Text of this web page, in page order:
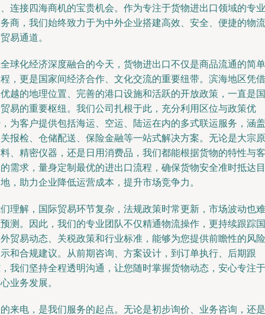
连接四海商机的宝贵机会。作为专注于货物进出口领域的专业
商，我们始终致力于为中外企业搭建高效、安全、便捷的物流
易通道。
球化经济深度融合的今天，货物进出口不仅是商品流通的简单
，更是国家间经济合作、文化交流的重要纽带。滨海地区凭借
越的地理位置、完善的港口设施和活跃的开放政策，一直是国
易的重要枢纽。我们公司扎根于此，充分利用区位与政策优
为客户提供包括海运、空运、陆运在内的多式联运服务，涵盖
报检、仓储配送、保险金融等一站式解决方案。无论是大宗原
、精密仪器，还是日用消费品，我们都能根据货物的特性与客
需求，量身定制最优的进出口流程，确保货物安全准时抵达目
，助力企业降低运营成本，提升市场竞争力。
理解，国际贸易环节复杂，法规政策时常更新，市场波动也难
测。因此，我们的专业团队不仅精通物流操作，更持续跟踪国
贸易动态、关税政策和行业标准，能够为您提供前瞻性的风险
和合规建议。从前期咨询、方案设计，到订单执行、后期跟
我们坚持全程透明沟通，让您随时掌握货物动态，安心专注于
业务发展。
来电，是我们服务的起点。无论是初步询价、业务咨询，还是